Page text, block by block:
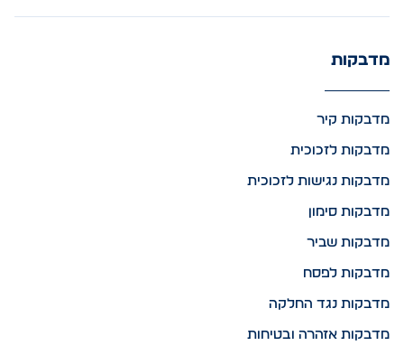
מדבקות
מדבקות קיר
מדבקות לזכוכית
מדבקות נגישות לזכוכית
מדבקות סימון
מדבקות שביר
מדבקות לפסח
מדבקות נגד החלקה
מדבקות אזהרה ובטיחות